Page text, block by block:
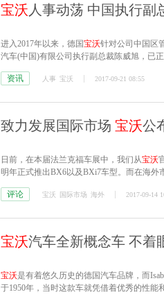
宝沃 人事动荡 中国执行副
进入2017年以来，德国宝沃针对公司中国区
汽车(中国)有限公司执行副总裁陈威旭，已
资讯 人事 宝沃 2017-09-21 08:55
致力发展国际市场 宝沃公
日前，在本届法兰克福车展中，我们从宝沃
明年正式推出BX6以及BXi7车型。而在海外
评论
宝沃 国际市场 海外 2017-09-14
宝沃汽车全新概念车 不着
宝沃是有着悠久历史的德国汽车品牌，而
于1950年，当时这款车就凭借着优秀的性